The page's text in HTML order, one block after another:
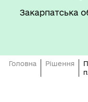
Закарпатська
Головна Рішення